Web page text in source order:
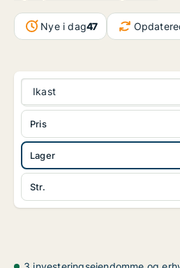
Nye i dag47
Ikast
Lager
Str.
Pris